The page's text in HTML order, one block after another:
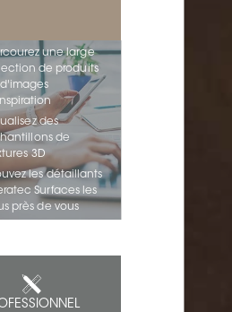
une large
de produits
des
de
3D
les détaillants
Surfaces les
près de vous